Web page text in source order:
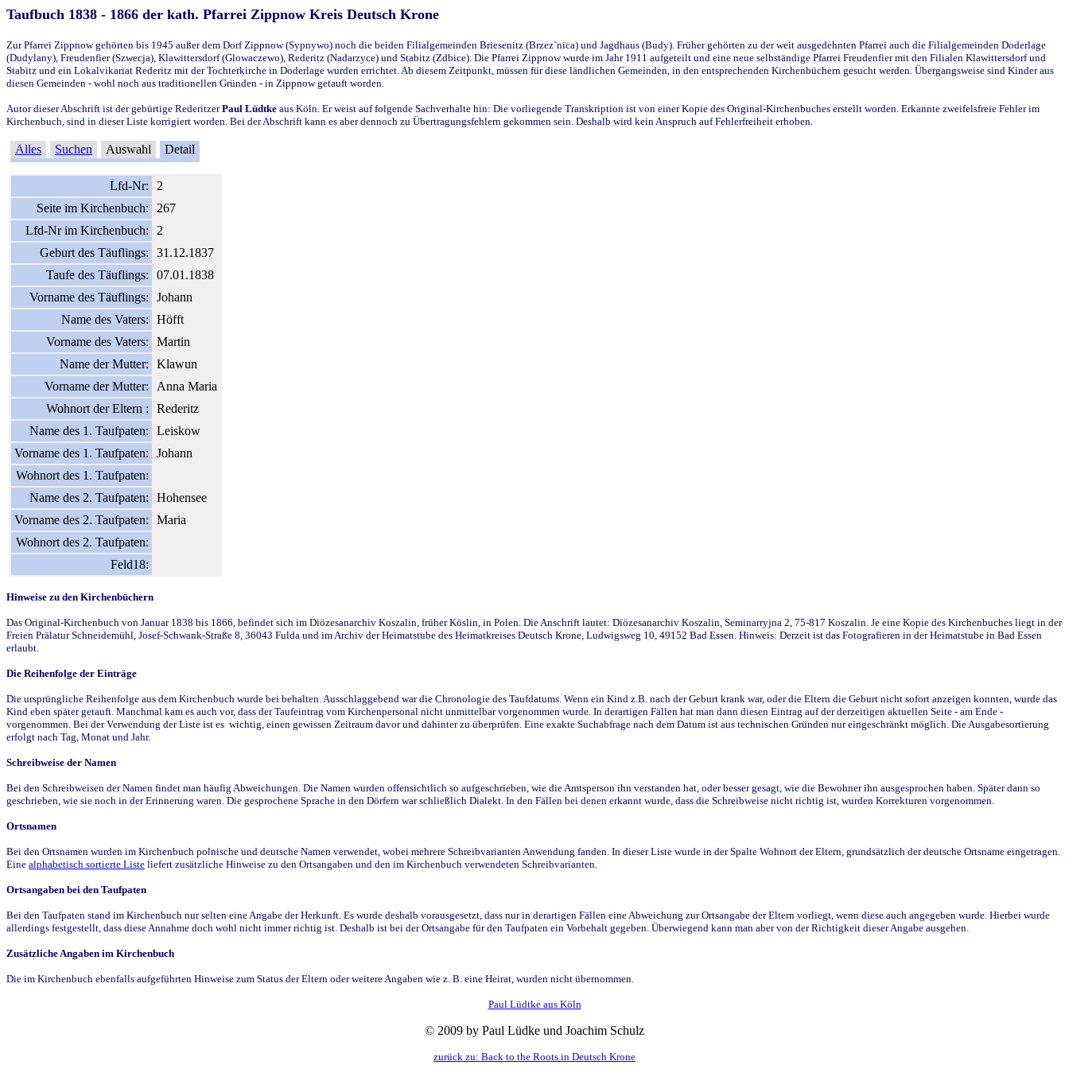
Taufbuch 1838 - 1866 der kath. Pfarrei Zippnow Kreis Deutsch Krone
Zur Pfarrei Zippnow gehörten bis 1945 außer dem Dorf Zippnow (Sypnywo) noch die beiden Filialgemeinden Briesenitz (Brzez`nica) und Jagdhaus (Budy). Früher gehörten zu der weit ausgedehnten Pfarrei auch die Filialgemeinden Doderlage
(Dudylany), Freudenfier (Szwecja), Klawittersdorf (Glowaczewo), Rederitz (Nadarzyce) und Stabitz (Zdbice). Die Pfarrei Zippnow wurde im Jahr 1911 aufgeteilt und eine neue selbständige Pfarrei Freudenfier mit den Filialen Klawittersdorf und
Stabitz und ein Lokalvikariat Rederitz mit der Tochterkirche in Doderlage wurden errichtet. Ab diesem Zeitpunkt, müssen für diese ländlichen Gemeinden, in den entsprechenden Kirchenbüchern gesucht werden. Übergangsweise sind Kinder aus
diesen Gemeinden - wohl noch aus traditionellen Gründen - in Zippnow getauft worden.
Autor dieser Abschrift ist der gebürtige RederitzerPaul Lüdtke aus Köln. Er weist auf folgende Sachverhalte hin: Die vorliegende Transkription ist von einer Kopie des Original-Kirchenbuches erstellt worden. Erkannte zweifelsfreie Fehler im
Kirchenbuch, sind in dieser Liste korrigiert worden. Bei der Abschrift kann es aber dennoch zu Übertragungsfehlern gekommen sein. Deshalb wird kein Anspruch auf Fehlerfreiheit erhoben.
Alles Suchen Auswahl Detail
Lfd-Nr:
2
Seite im Kirchenbuch:
267
Lfd-Nr im Kirchenbuch:
2
Geburt des Täuflings:
31.12.1837
Taufe des Täuflings:
07.01.1838
Vorname des Täuflings:
Johann
Name des Vaters:
Höfft
Vorname des Vaters:
Martin
Name der Mutter:
Klawun
Vorname der Mutter:
Anna Maria
Wohnort der Eltern :
Rederitz
Name des 1. Taufpaten:
Leiskow
Vorname des 1. Taufpaten:
Johann
Wohnort des 1. Taufpaten:
Name des 2. Taufpaten:
Hohensee
Vorname des 2. Taufpaten:
Maria
Wohnort des 2. Taufpaten:
Feld18:
Hinweise zu den Kirchenbüchern
Das Original-Kirchenbuch von Januar 1838 bis 1866, befindet sich im Diözesanarchiv Koszalin, früher Köslin, in Polen. Die Anschrift lautet: Diözesanarchiv Koszalin, Seminarryjna 2, 75-817 Koszalin. Je eine Kopie des Kirchenbuches liegt in der
Freien Prälatur Schneidemühl, Josef-Schwank-Straße 8, 36043 Fulda und im Archiv der Heimatstube des Heimatkreises Deutsch Krone, Ludwigsweg 10, 49152 Bad Essen. Hinweis: Derzeit ist das Fotografieren in der Heimatstube in Bad Essen
erlaubt.
Die Reihenfolge der Einträge
Die ursprüngliche Reihenfolge aus dem Kirchenbuch wurde bei behalten. Ausschlaggebend war die Chronologie des Taufdatums. Wenn ein Kind z.B. nach der Geburt krank war, oder die Eltern die Geburt nicht sofort anzeigen konnten, wurde das
Kind eben später getauft. Manchmal kam es auch vor, dass der Taufeintrag vom Kirchenpersonal nicht unmittelbar vorgenommen wurde. In derartigen Fällen hat man dann diesen Eintrag auf der derzeitigen aktuellen Seite - am Ende -
vorgenommen. Bei der Verwendung der Liste ist es wichtig, einen gewissen Zeitraum davor und dahinter zu überprüfen. Eine exakte Suchabfrage nach dem Datum ist aus technischen Gründen nur eingeschränkt möglich. Die Ausgabesortierung
erfolgt nach Tag, Monat und Jahr.
Schreibweise der Namen
Bei den Schreibweisen der Namen findet man häufig Abweichungen. Die Namen wurden offensichtlich so aufgeschrieben, wie die Amtsperson ihn verstanden hat, oder besser gesagt, wie die Bewohner ihn ausgesprochen haben. Später dann so
geschrieben, wie sie noch in der Erinnerung waren. Die gesprochene Sprache in den Dörfern war schließlich Dialekt. In den Fällen bei denen erkannt wurde, dass die Schreibweise nicht richtig ist, wurden Korrekturen vorgenommen.
Ortsnamen
Bei den Ortsnamen wurden im Kirchenbuch polnische und deutsche Namen verwendet, wobei mehrere Schreibvarianten Anwendung fanden. In dieser Liste wurde in der Spalte Wohnort der Eltern, grundsätzlich der deutsche Ortsname eingetragen.
Eine alphabetisch sortierte Liste liefert zusätzliche Hinweise zu den Ortsangaben und den im Kirchenbuch verwendeten Schreibvarianten.
Ortsangaben bei den Taufpaten
Bei den Taufpaten stand im Kirchenbuch nur selten eine Angabe der Herkunft. Es wurde deshalb vorausgesetzt, dass nur in derartigen Fällen eine Abweichung zur Ortsangabe der Eltern vorliegt, wenn diese auch angegeben wurde. Hierbei wurde
allerdings festgestellt, dass diese Annahme doch wohl nicht immer richtig ist. Deshalb ist bei der Ortsangabe für den Taufpaten ein Vorbehalt gegeben. Überwiegend kann man aber von der Richtigkeit dieser Angabe ausgehen.
Zusätzliche Angaben im Kirchenbuch
Die im Kirchenbuch ebenfalls aufgeführten Hinweise zum Status der Eltern oder weitere Angaben wie z. B. eine Heirat, wurden nicht übernommen.
Paul Lüdtke aus Köln
© 2009 by Paul Lüdke und Joachim Schulz
zurück zu: Back to the Roots in Deutsch Krone